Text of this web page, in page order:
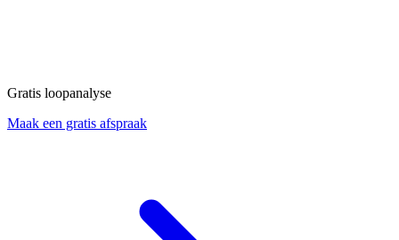
Gratis loopanalyse
Maak een gratis afspraak